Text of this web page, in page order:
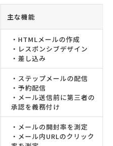
主な機能
・HTMLメールの作成
・レスポンシブデザイン
・差し込み
・ステップメールの配信
・予約配信
・メール送信前に第三者の
承認を義務付け
・メールの開封率を測定
・メール内URLのクリック